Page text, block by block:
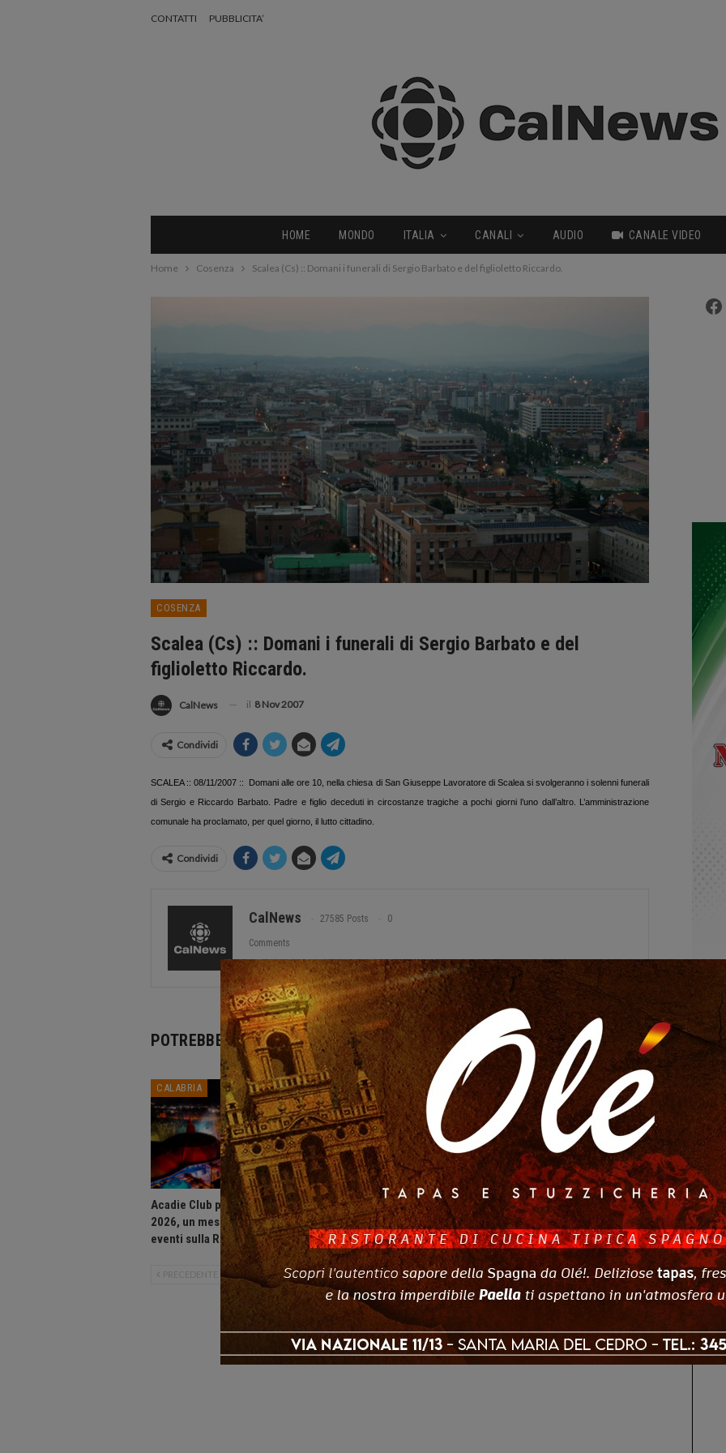
CONTATTI PUBBLICITA’
HOME MONDO ITALIA CANALI AUDIO CANALE VIDEO
Home Cosenza Scalea (Cs) :: Domani i funerali di Sergio Barbato e del figlioletto Riccardo.
COSENZA
Scalea (Cs) :: Domani i funerali di Sergio Barbato e del
figlioletto Riccardo.
CalNews il 8 Nov 2007
Condividi
SCALEA :: 08/11/2007 :: Domani alle ore 10, nella chiesa di San Giuseppe Lavoratore di Scalea si svolgeranno i solenni funerali
di Sergio e Riccardo Barbato. Padre e figlio deceduti in circostanze tragiche a pochi giorni l’uno dall’altro. L’amministrazione
comunale ha proclamato, per quel giorno, il lutto cittadino.
Condividi
CalNews 27585 Posts 0
Comments
POTREBBE PIACERTI ANCHE Altri Di Autore
CALABRIA
Acadie Club presenta: Agosto
2026, un mese di grandi
eventi sulla Riviera dei Cedri.
CALABRIA
Praia a Mare: ordinanza anti-
movida, vietate le uscite
notturne ai minori di 14 anni.
CALABRIA
Dopo sedici anni La Pagliara
riaccende la Sila: riapre lo
storico rifugio di Fago del…
PRECEDENTE SUCCESSIVO